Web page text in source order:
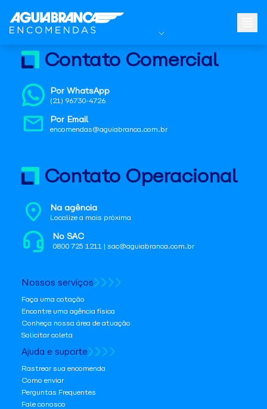
Contato Comercial
Por WhatsApp
(21) 96730-4726
Por Email
encomendas@aguiabranca.com.br
Contato Operacional
Na agência
Localize a mais próxima
No SAC
0800 725 1211 | sac@aguiabranca.com.br
Nossos serviços
Faça uma cotação
Encontre uma agência física
Conheça nossa área de atuação
Solicitar coleta
Ajuda e suporte
Rastrear sua encomenda
Como enviar
Perguntas Frequentes
Fale conosco